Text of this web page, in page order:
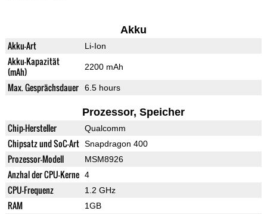
Akku
Akku-Art Li-Ion
Akku-Kapazität
(mAh)
2200 mAh
Max. Gesprächsdauer 6.5 hours
Prozessor, Speicher
Chip-Hersteller Qualcomm
Chipsatz und SoC-Art Snapdragon 400
Prozessor-Modell MSM8926
Anzhal der CPU-Kerne 4
CPU-Frequenz 1.2 GHz
RAM 1GB